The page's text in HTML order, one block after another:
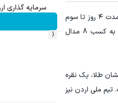
به گزارش "ورزش سه"، بیست‌وهفتمین دوره قهرمانی تکواندوی آسیا با حضور ۳۵۰ تکواندوکار از تاریخ ۳۱ اردیبهشت ماه آغاز و به مدت ۴ روز تا سوم
خرداد به میزبانی سالن «ام بانک» در شهر اولانباتور برگزار شد. رویدادی که تکواندوکاران ایران در مجموع بانوان و آقایان موفق به کسب 8 مدال
ها تیم های برتر دو گروه زنان و مردان توسط اتحادیه تکواندو آسیا مشخص شدند. تیم ملی مردان ایران با کسب 3 نشان طلا، یک نقره
ملی اردن نیز
سهام گوگل سود کسب کنی؟
۳ دلار پاداش در هر لات معاملاتی در بروکر اینوسلو
‹